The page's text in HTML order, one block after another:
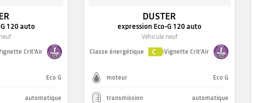
120 auto
Crit'Air
Eco G
automatique
DUSTER
expression Eco-G 120 auto
Véhicule neuf
Classe énergétique
C Vignette Crit'Air
moteur Eco G
transmission automatique